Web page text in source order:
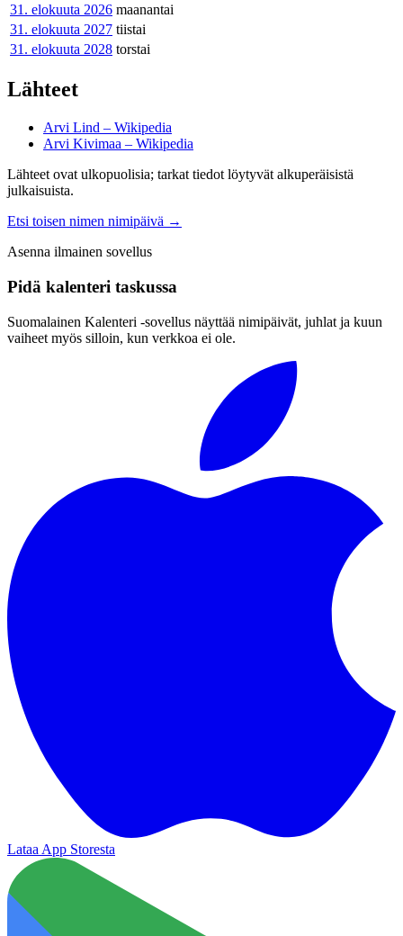
31. elokuuta 2026 maanantai
31. elokuuta 2027 tiistai
31. elokuuta 2028 torstai
Lähteet
Arvi Lind – Wikipedia
Arvi Kivimaa – Wikipedia
Lähteet ovat ulkopuolisia; tarkat tiedot löytyvät alkuperäisistä
julkaisuista.
Etsi toisen nimen nimipäivä →
Asenna ilmainen sovellus
Pidä kalenteri taskussa
Suomalainen Kalenteri ‑sovellus näyttää nimipäivät, juhlat ja kuun
vaiheet myös silloin, kun verkkoa ei ole.
Lataa App Storesta